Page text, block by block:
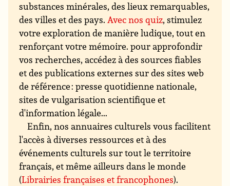
substances minérales, des lieux remarquables,
des villes et des pays.Avec nos quiz, stimulez
votre exploration de manière ludique, tout en
renforçant votre mémoire. pour approfondir
vos recherches, accédez à des sources fiables
et des publications externes sur des sites web
de référence : presse quotidienne nationale,
sites de vulgarisation scientifique et
d'information légale...
Enfin, nos annuaires culturels vous facilitent
l'accès à diverses ressources et à des
événements culturels sur tout le territoire
français, et même ailleurs dans le monde
(Librairies françaises et francophones).